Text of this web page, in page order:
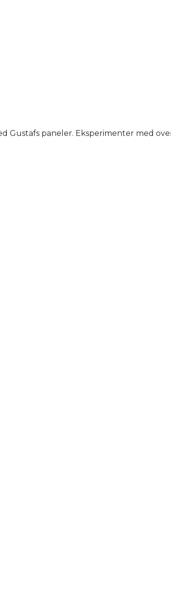
paneler. Eksperimenter med